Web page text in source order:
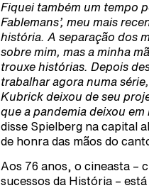
Fiquei também um tempo
Fablemans’, meu mais
história. A separação dos
sobre mim, mas a minha
trouxe histórias. Depois
trabalhar agora numa
Kubrick deixou de seu
que a pandemia deixou
disse Spielberg na capital
de honra das mãos do
Aos 76 anos, o cineasta –
sucessos da História –